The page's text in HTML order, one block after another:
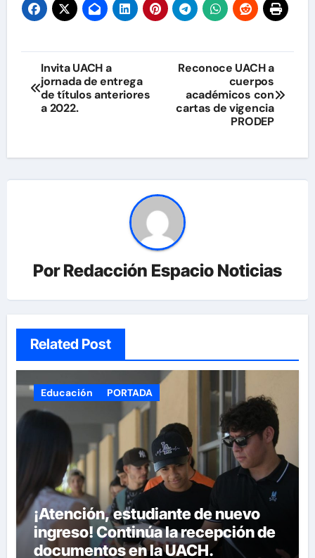
Navegación
de
Invita UACH a
jornada de entrega
de títulos anteriores
a 2022.
Reconoce UACH a
cuerpos
académicos con
cartas de vigencia
PRODEP
PorRedacción Espacio Noticias
Related Post
Educación PORTADA
¡Atención, estudiante de nuevo
ingreso! Continúa la recepción de
documentos en la UACH.